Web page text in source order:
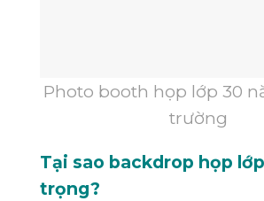
Photo booth họp lớp 30
trường
Tại sao backdrop họp
trọng?